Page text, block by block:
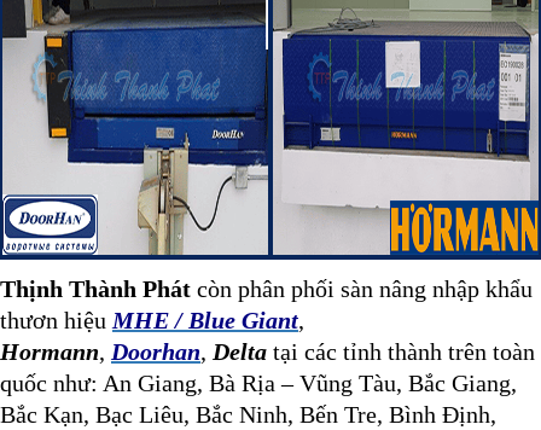
Thịnh Thành Phát còn phân phối sàn nâng nhập khẩu
thươn hiệu MHE / Blue Giant,
Hormann, Doorhan, Delta tại các tỉnh thành trên toàn
quốc như: An Giang, Bà Rịa – Vũng Tàu, Bắc Giang,
Bắc Kạn, Bạc Liêu, Bắc Ninh, Bến Tre, Bình Định,